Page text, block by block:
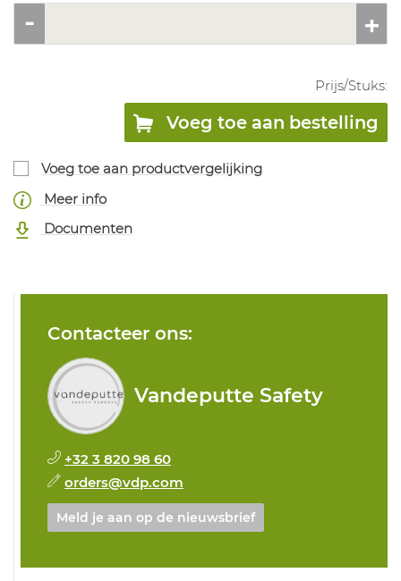
Prijs/Stuks:
Voeg toe aan bestelling
Voeg toe aan productvergelijking
Meer info
Documenten
Contacteer ons:
Vandeputte Safety
+32 3 820 98 60
orders@vdp.com
Meld je aan op de nieuwsbrief